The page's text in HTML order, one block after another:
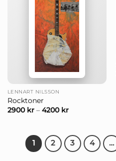
LENNART NILSSON
Rocktoner
2900 kr– 4200 kr
1 2 3 4 …